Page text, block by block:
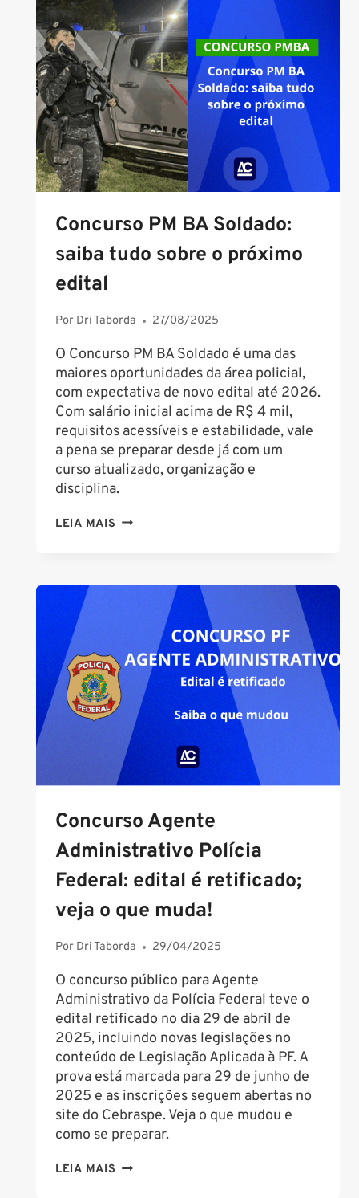
Concurso PM BA Soldado:
saiba tudo sobre o próximo
edital
Por Dri Taborda 27/08/2025
O Concurso PM BA Soldado é uma das
maiores oportunidades da área policial,
com expectativa de novo edital até 2026.
Com salário inicial acima de R$ 4 mil,
requisitos acessíveis e estabilidade, vale
a pena se preparar desde já com um
curso atualizado, organização e
disciplina.
LEIA MAIS CONCURSO
O
PRÓXIMO
EDITAL
Concurso Agente
Administrativo Polícia
Federal: edital é retificado;
veja o que muda!
Por Dri Taborda 29/04/2025
O concurso público para Agente
Administrativo da Polícia Federal teve o
edital retificado no dia 29 de abril de
2025, incluindo novas legislações no
conteúdo de Legislação Aplicada à PF. A
prova está marcada para 29 de junho de
2025 e as inscrições seguem abertas no
site do Cebraspe. Veja o que mudou e
como se preparar.
LEIA MAIS CONCURSO